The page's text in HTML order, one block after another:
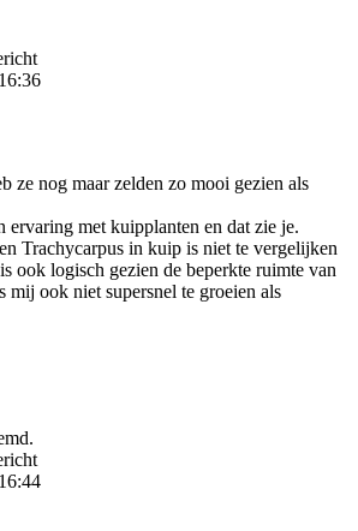
ze nog maar zelden zo mooi gezien als
ervaring met kuipplanten en dat zie je.
Trachycarpus in kuip is niet te vergelijken
ook logisch gezien de beperkte ruimte van
mij ook niet supersnel te groeien als